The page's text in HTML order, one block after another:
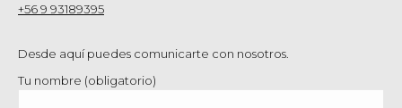
+56 9 93189395
Desde aquí puedes comunicarte con nosotros.
Tu nombre (obligatorio)